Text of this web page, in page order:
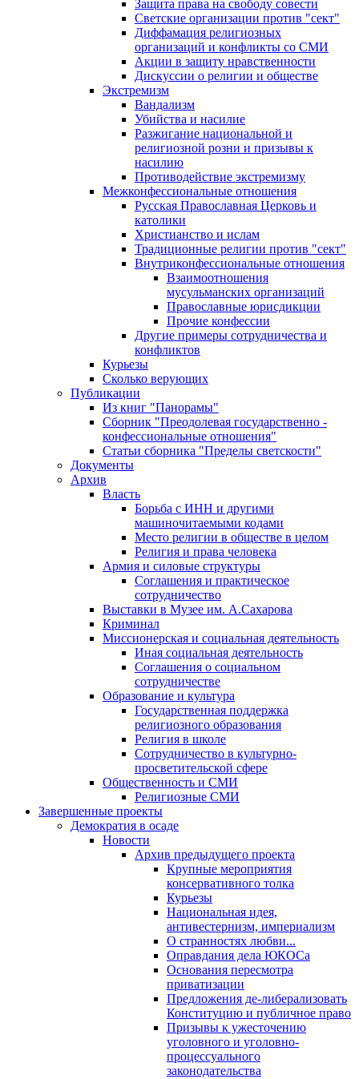
Защита права на свободу совести
Светские организации против "сект"
Диффамация религиозных
организаций и конфликты со СМИ
Акции в защиту нравственности
Дискуссии о религии и обществе
Экстремизм
Вандализм
Убийства и насилие
Разжигание национальной и
религиозной розни и призывы к
насилию
Противодействие экстремизму
Межконфессиональные отношения
Русская Православная Церковь и
католики
Христианство и ислам
Традиционные религии против "сект"
Внутриконфессиональные отношения
Взаимоотношения
мусульманских организаций
Православные юрисдикции
Прочие конфессии
Другие примеры сотрудничества и
конфликтов
Курьезы
Сколько верующих
Публикации
Из книг "Панорамы"
Сборник "Преодолевая государственно -
конфессиональные отношения"
Статьи сборника "Пределы светскости"
Документы
Архив
Власть
Борьба с ИНН и другими
машиночитаемыми кодами
Место религии в обществе в целом
Религия и права человека
Армия и силовые структуры
Соглашения и практическое
сотрудничество
Выставки в Музее им. А.Сахарова
Криминал
Миссионерская и социальная деятельность
Иная социальная деятельность
Соглашения о социальном
сотрудничестве
Образование и культура
Государственная поддержка
религиозного образования
Религия в школе
Сотрудничество в культурно-
просветительской сфере
Общественность и СМИ
Религиозные СМИ
Завершенные проекты
Демократия в осаде
Новости
Архив предыдущего проекта
Крупные мероприятия
консервативного толка
Курьезы
Национальная идея,
антивестернизм, империализм
О странностях любви...
Оправдания дела ЮКОСа
Основания пересмотра
приватизации
Предложения де-либерализовать
Конституцию и публичное право
Призывы к ужесточению
уголовного и уголовно-
процессуального
законодательства